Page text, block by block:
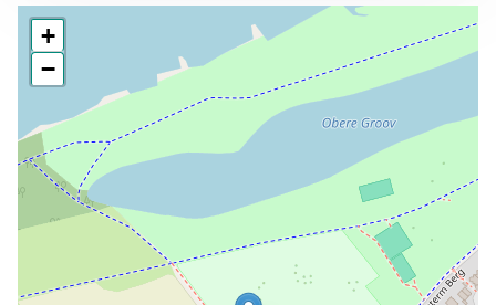
+
−